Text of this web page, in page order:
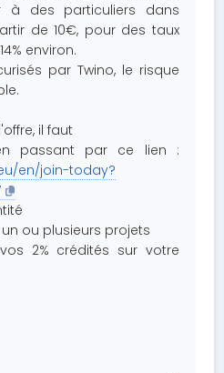
à des particuliers dans
de 10€, pour des taux
environ.
par Twino, le risque
il faut
passant par ce lien :
en/join-today?
ou plusieurs projets
2% crédités sur votre